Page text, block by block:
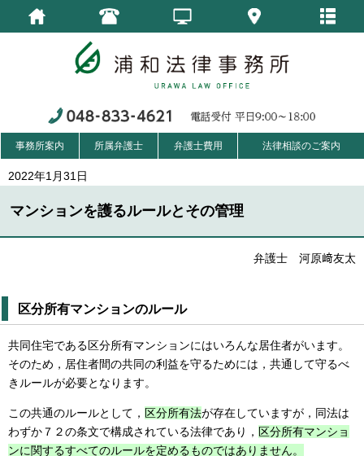
事務所案内 所属弁護士 弁護士費用 法律相談のご案内
2022年1月31日
マンションを護るルールとその管理
弁護士 河原﨑友太
区分所有マンションのルール
共同住宅である区分所有マンションにはいろんな居住者がいます。
そのため，居住者間の共同の利益を守るためには，共通して守るべ
きルールが必要となります。
この共通のルールとして， 区分所有法が存在していますが，同法は
わずか７２の条文で構成されている法律であり， 区分所有マンショ
ンに関するすべてのルールを定めるものではありません。